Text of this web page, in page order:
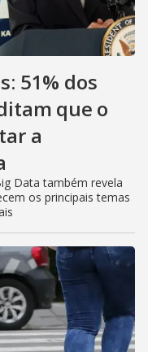
51% dos
que o
a
Data também revela
os principais temas